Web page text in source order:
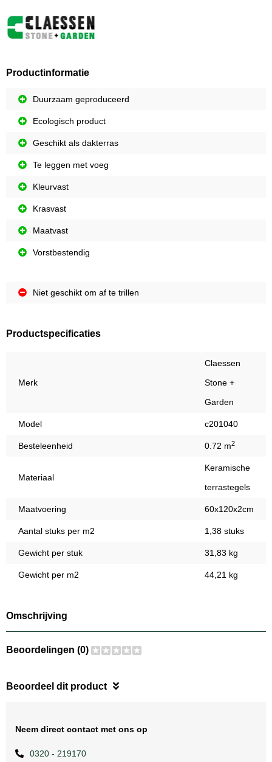
Productinformatie
Duurzaam geproduceerd
Ecologisch product
Geschikt als dakterras
Te leggen met voeg
Kleurvast
Krasvast
Maatvast
Vorstbestendig
Niet geschikt om af te trillen
Productspecificaties
Merk
Claessen
Stone +
Garden
Model c201040
Besteleenheid 0.72 m2
Materiaal
Keramische
terrastegels
Maatvoering 60x120x2cm
Aantal stuks per m2 1,38 stuks
Gewicht per stuk 31,83 kg
Gewicht per m2 44,21 kg
Omschrijving
Beoordelingen (0)
Beoordeel dit product
Neem direct contact met ons op
0320 - 219170